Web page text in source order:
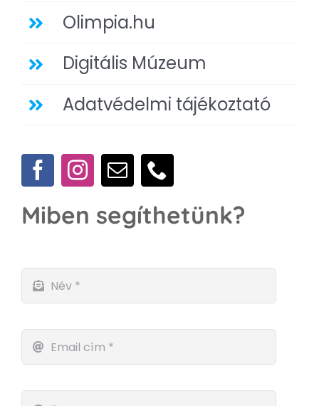
Olimpia.hu
Digitális Múzeum
Adatvédelmi tájékoztató
Miben segíthetünk?